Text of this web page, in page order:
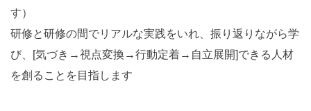
す）
研修と研修の間でリアルな実践をいれ、振り返りながら学
び、[気づき→視点変換→行動定着→自立展開]できる人材
を創ることを目指します